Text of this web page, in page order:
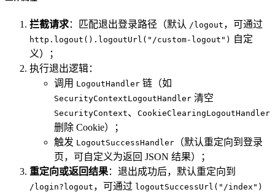
拦截请求：匹配退出登录路径（默认 /logout ，可通过
http.logout().logoutUrl("/custom-logout") 自定
义）；
执行退出逻辑：
调用 LogoutHandler 链（如
SecurityContextLogoutHandler 清空
SecurityContext、 CookieClearingLogoutHandler
删除 Cookie）；
触发 LogoutSuccessHandler （默认重定向到登录
页，可自定义为返回 JSON 结果）；
重定向或返回结果：退出成功后，默认重定向到
/login?logout ，可通过 logoutSuccessUrl("/index")